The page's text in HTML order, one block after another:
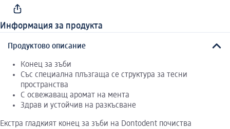
Информация за продукта
Продуктово описание
Конец за зъби
Със специална плъзгаща се структура за тесни
пространства
С освежаващ аромат на мента
Здрав и устойчив на разкъсване
Екстра гладкият конец за зъби на Dontodent почиства